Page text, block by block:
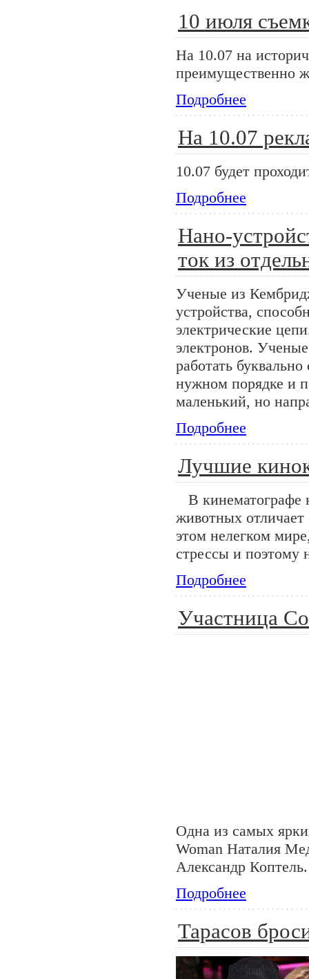
10 июля
На 10.07 на
преимущественно
Подробнее
На 10.07
10.07 будет
Подробнее
Нано-
ток из
Ученые из
устройства,
электрические
электронов.
работать
нужном порядке и
маленький, но
Подробнее
Лучшие
В кинематографе
животных отличает
этом нелегком
стрессы и поэтому
Подробнее
Участница
Одна из самых
Woman Наталия
Александр Коптель.
Подробнее
Тарасов